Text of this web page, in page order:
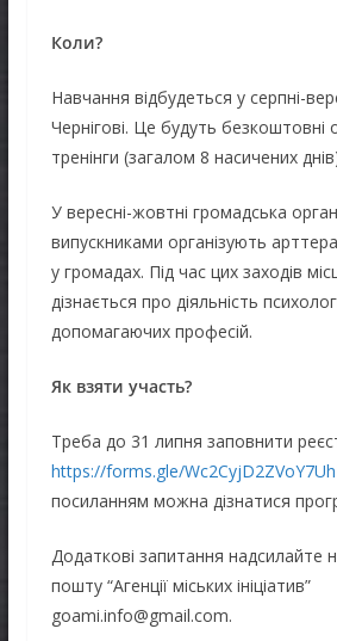
Коли?
Навчання відбудеться у серпні-
Чернігові. Це будуть безкоштовні
тренінги (загалом 8 насичених
У вересні-жовтні громадська
випускниками організують
у громадах. Під час цих заходів
дізнається про діяльність
допомагаючих професій.
Як взяти участь?
Треба до 31 липня заповнити
https://forms.gle/
посиланням можна дізнатися
Додаткові запитання надсилайте
пошту “Агенції міських ініціатив”
goami.info@gmail.com.